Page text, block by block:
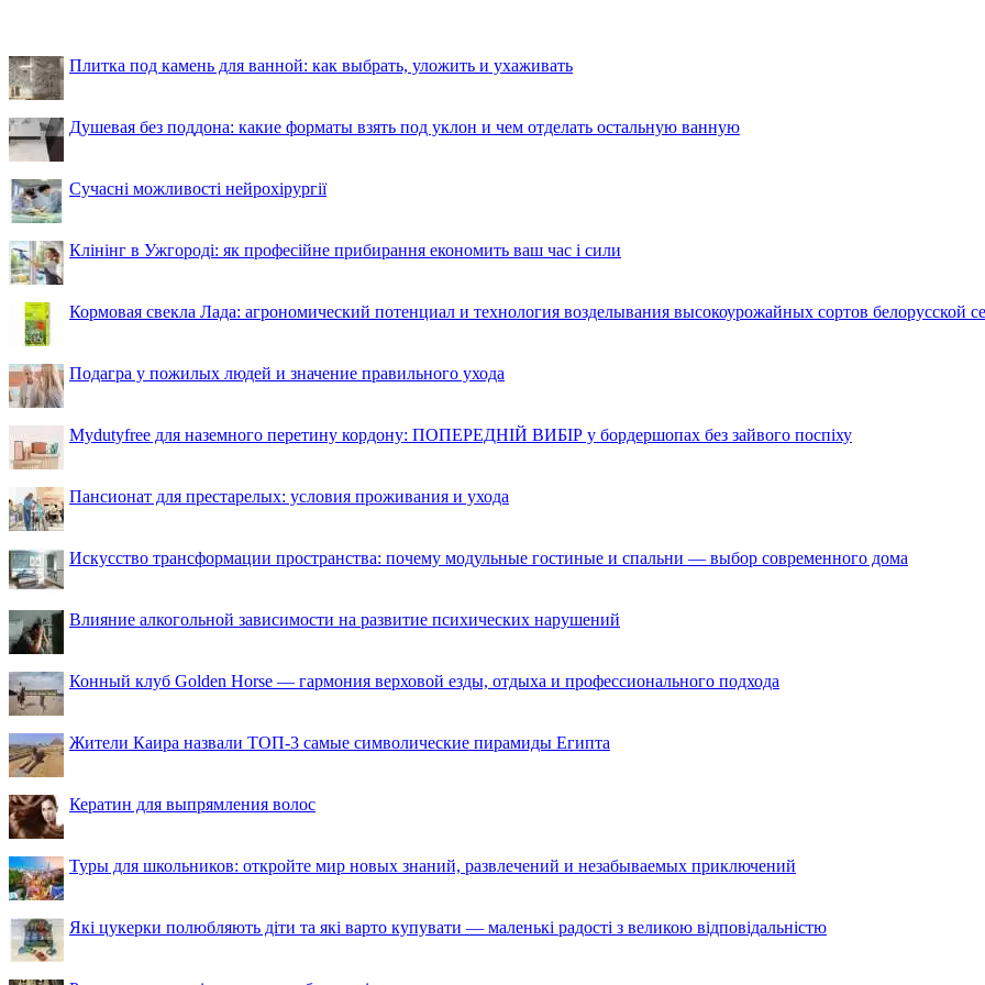
Плитка под камень для ванной: как выбрать, уложить и ухаживать
Душевая без поддона: какие форматы взять под уклон и чем отделать остальную ванную
Сучасні можливості нейрохірургії
Клінінг в Ужгороді: як професійне прибирання економить ваш час і сили
Кормовая свекла Лада: агрономический потенциал и технология возделывания высокоурожайных сортов белорусской
Подагра у пожилых людей и значение правильного ухода
Mydutyfree для наземного перетину кордону: ПОПЕРЕДНІЙ ВИБІР у бордершопах без зайвого поспіху
Пансионат для престарелых: условия проживания и ухода
Искусство трансформации пространства: почему модульные гостиные и спальни — выбор современного дома
Влияние алкогольной зависимости на развитие психических нарушений
Конный клуб Golden Horse — гармония верховой езды, отдыха и профессионального подхода
Жители Каира назвали ТОП-3 самые символические пирамиды Египта
Кератин для выпрямления волос
Туры для школьников: откройте мир новых знаний, развлечений и незабываемых приключений
Які цукерки полюбляють діти та які варто купувати — маленькі радості з великою відповідальністю